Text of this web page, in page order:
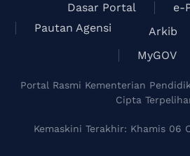
Dasar Portal
e-
Pautan Agensi
Arkib
MyGOV
Portal Rasmi Kementerian
Cipta
Kemaskini Terakhir: Khamis 06